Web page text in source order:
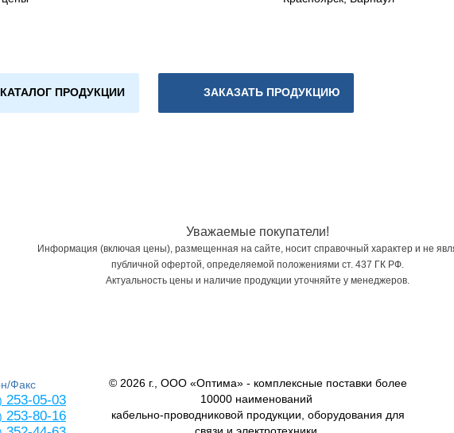
КАТАЛОГ ПРОДУКЦИИ ЗАКАЗАТЬ ПРОДУКЦИЮ
Уважаемые покупатели!
Информация (включая цены), размещенная на сайте, носит справочный характер и не
публичной офертой, определяемой положениями ст. 437 ГК РФ.
Актуальность цены и наличие продукции уточняйте у менеджеров.
Факс
253-05-03
253-80-16
© 2026 г., ООО «Оптима» - комплексные поставки более
10000 наименований
кабельно-проводниковой продукции, оборудования для